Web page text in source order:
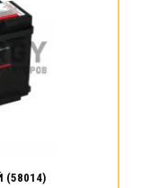
(58014)